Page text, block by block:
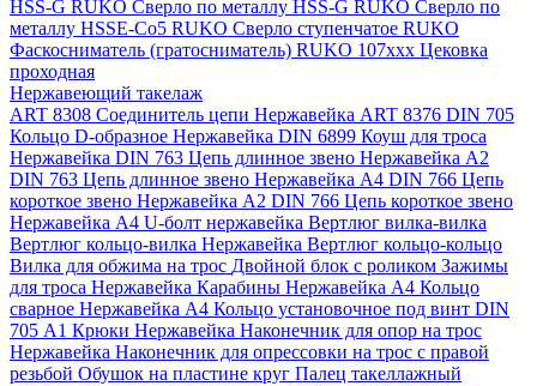
HSS-G RUKO Сверло по металлу HSS-G RUKO Сверло по
металлу HSSE-Co5 RUKO Сверло ступенчатое RUKO
Фаскосниматель (гратосниматель) RUKO 107xxx Цековка
проходная
Нержавеющий такелаж
ART 8308 Соединитель цепи Нержавейка ART 8376 DIN 705
Кольцо D-образное Нержавейка DIN 6899 Коуш для троса
Нержавейка DIN 763 Цепь длинное звено Нержавейка A2
DIN 763 Цепь длинное звено Нержавейка A4 DIN 766 Цепь
короткое звено Нержавейка A2 DIN 766 Цепь короткое звено
Нержавейка А4 U-болт нержавейка Вертлюг вилка-вилка
Вертлюг кольцо-вилка Нержавейка Вертлюг кольцо-кольцо
Вилка для обжима на трос Двойной блок с роликом Зажимы
для троса Нержавейка Карабины Нержавейка А4 Кольцо
сварное Нержавейка A4 Кольцо установочное под винт DIN
705 А1 Крюки Нержавейка Наконечник для опор на трос
Нержавейка Наконечник для опрессовки на трос с правой
резьбой Обушок на пластине круг Палец такеллажный